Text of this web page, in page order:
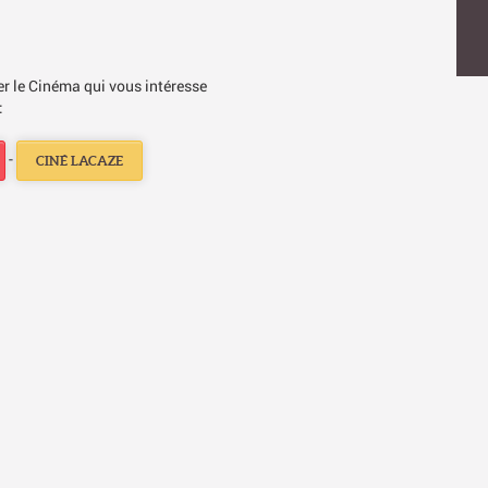
le Cinéma qui vous intéresse
- CINÉ LACAZE